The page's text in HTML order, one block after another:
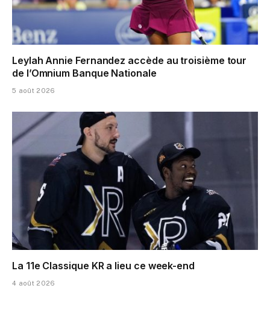
Leylah Annie Fernandez accède au troisième tour
de l’Omnium Banque Nationale
5 août 2026
La 11e Classique KR a lieu ce week-end
4 août 2026